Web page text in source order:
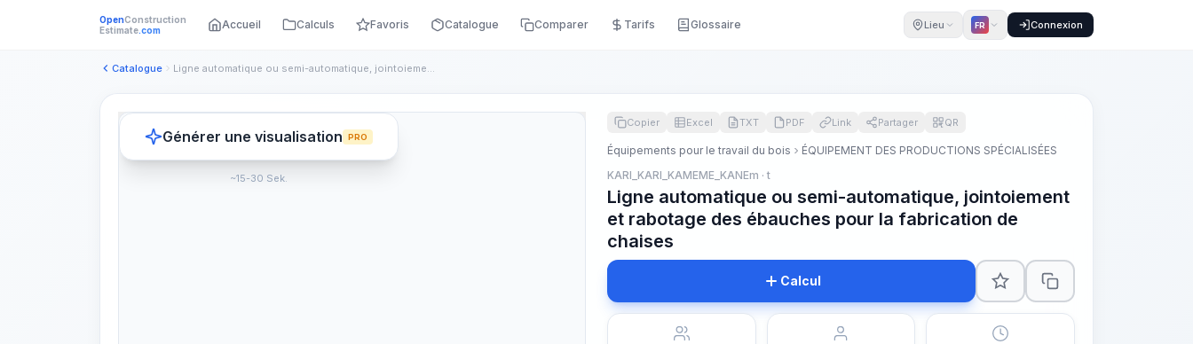
OpenConstruction
Estimate.com Accueil Calculs Favoris Catalogue Comparer Tarifs Glossaire Lieu FR Connexion
Catalogue Ligne automatique ou semi-automatique, jointoiement et rabot...
Générer une visualisation PRO
~15-30 Sek.
Copier Excel TXT PDF Link Partager QR
Équipements pour le travail du bois
ÉQUIPEMENT DES PRODUCTIONS SPÉCIALISÉES
KARI_KARI_KAMEME_KANEm · t
Ligne automatique ou semi-automatique, jointoiement
et rabotage des ébauches pour la fabrication de
chaises
Calcul